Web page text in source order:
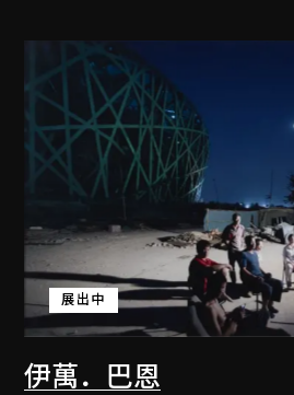
伊萬．巴恩
展出中